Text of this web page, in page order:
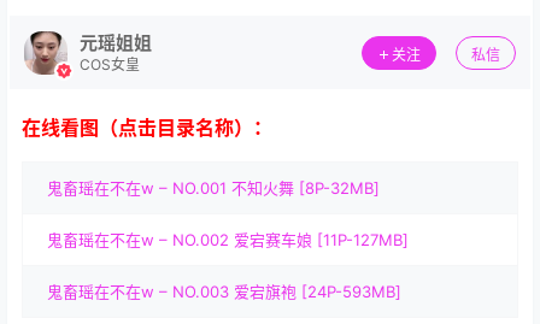
元瑶姐姐
COS女皇
关注 私信
在线看图（点击目录名称）：
鬼畜瑶在不在w – NO.001 不知火舞 [8P-32MB]
鬼畜瑶在不在w – NO.002 爱宕赛车娘 [11P-127MB]
鬼畜瑶在不在w – NO.003 爱宕旗袍 [24P-593MB]